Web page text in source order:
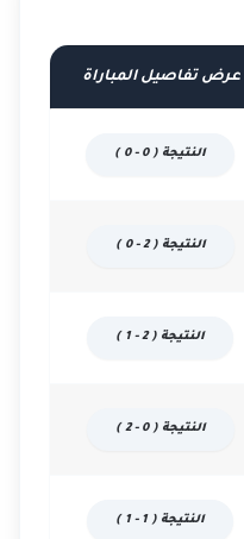
عرض تفاصيل المباراة
النتيجة ( 0 - 0 )
النتيجة ( 2 - 0 )
النتيجة ( 2 - 1 )
النتيجة ( 0 - 2 )
النتيجة ( 1 - 1 )